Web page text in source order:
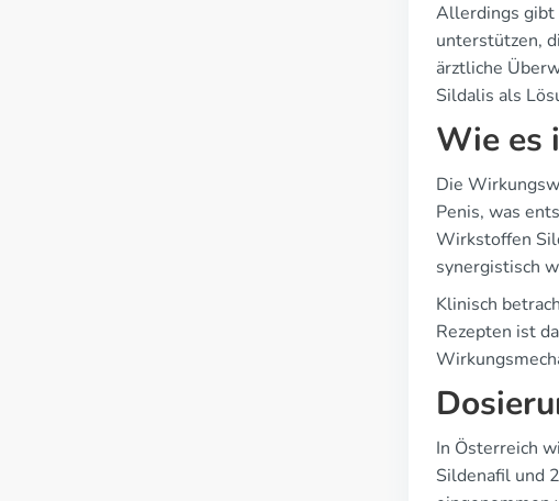
Allerdings gibt
unterstützen,
ärztliche
Sildalis als
Wie es
Die
Penis, was
Wirkstoffen
synergistisch
Klinisch
Rezepten ist
In Österreich
Sildenafil und